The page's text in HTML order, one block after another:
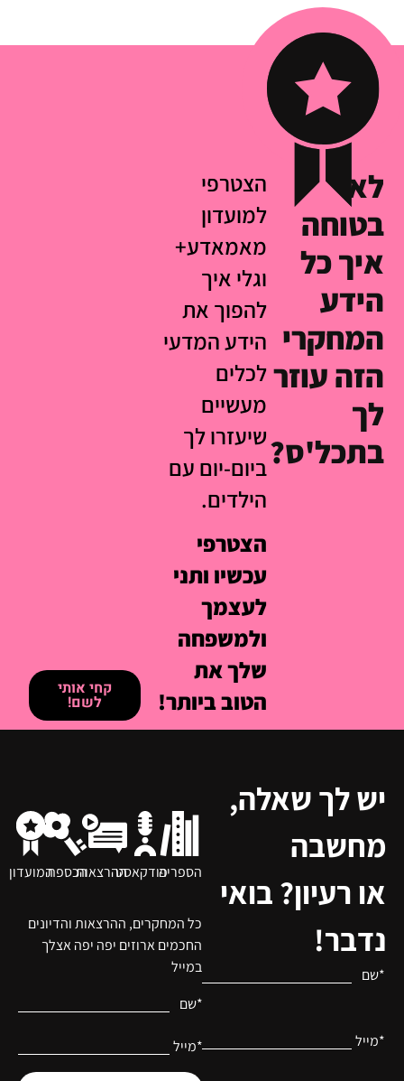
לא
בטוחה
איך כל
הידע
המחקרי
הזה עוזר
לך
בתכל'ס?
הצטרפי
למועדון
מאמאדע+
וגלי איך
להפוך את
הידע המדעי
לכלים
מעשיים
שיעזרו לך
ביום-יום עם
הילדים.
הצטרפי
עכשיו ותני
לעצמך
ולמשפחה
שלך את
הטוב ביותר!
קחי אותי
לשם!
יש לך שאלה,
מחשבה
או רעיון? בואי
נדבר!
*שם
*מייל
כל המחקרים, ההרצאות והדיונים
החכמים ארוזים יפה יפה אצלך
במייל
*שם
*מייל
הספריהפודקאסטההרצאותהכספתהמועדון